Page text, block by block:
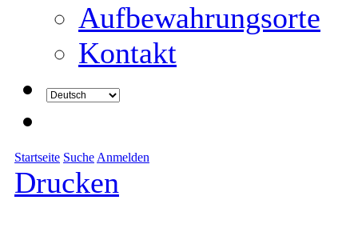
Aufbewahrungsorte
Kontakt
Startseite Suche Anmelden
Drucken